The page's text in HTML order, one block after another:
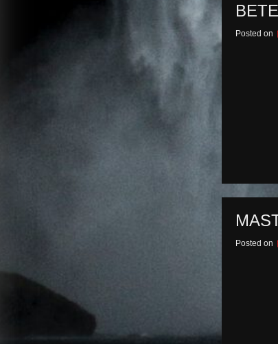
Posted on
Posted on